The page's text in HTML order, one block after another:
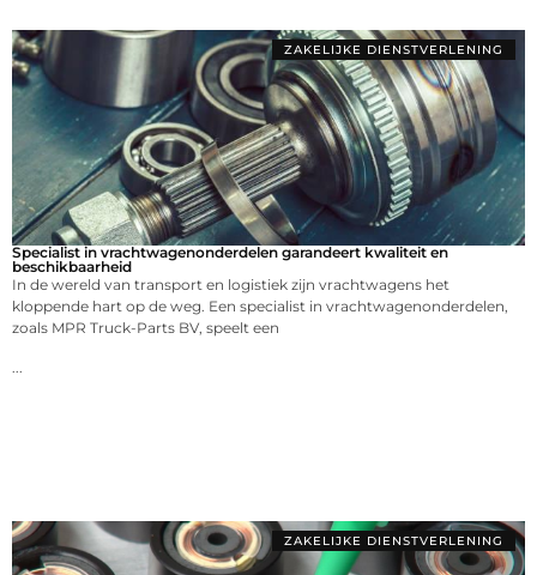
ZAKELIJKE DIENSTVERLENING
Specialist in vrachtwagenonderdelen garandeert kwaliteit en
beschikbaarheid
In de wereld van transport en logistiek zijn vrachtwagens het
kloppende hart op de weg. Een specialist in vrachtwagenonderdelen,
zoals MPR Truck-Parts BV, speelt een
ZAKELIJKE DIENSTVERLENING